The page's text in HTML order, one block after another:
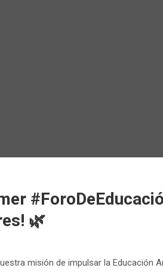
🌿
misión de impulsar la Educación